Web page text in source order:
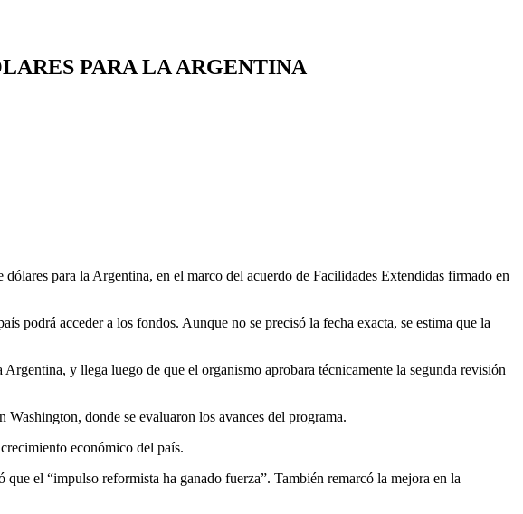
PARA LA ARGENTINA
para la Argentina, en el marco del acuerdo de Facilidades Extendidas firmado en
podrá acceder a los fondos. Aunque no se precisó la fecha exacta, se estima que la
y llega luego de que el organismo aprobara técnicamente la segunda revisión
donde se evaluaron los avances del programa.
económico del país.
el “impulso reformista ha ganado fuerza”. También remarcó la mejora en la